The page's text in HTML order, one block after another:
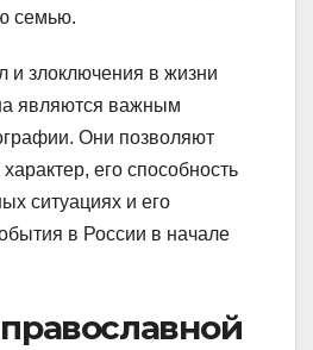
семью.
и злоключения в жизни
являются важным
Они позволяют
его способность
ситуациях и его
в России в начале